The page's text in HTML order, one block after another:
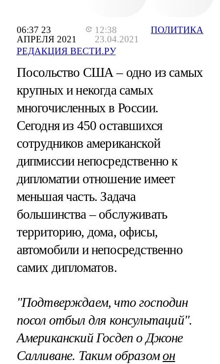
06:37 23
АПРЕЛЯ 2021
12:38
23.04.2021
РЕДАКЦИЯ ВЕСТИ.РУ
ПОЛИТИКА
Посольство США – одно из самых
крупных и некогда самых
многочисленных в России.
Сегодня из 450 оставшихся
сотрудников американской
дипмиссии непосредственно к
дипломатии отношение имеет
меньшая часть. Задача
большинства – обслуживать
территорию, дома, офисы,
автомобили и непосредственно
самих дипломатов.
"Подтверждаем, что господин
посол отбыл для консультаций".
Американский Госдеп о Джоне
Салливане. Таким образомон